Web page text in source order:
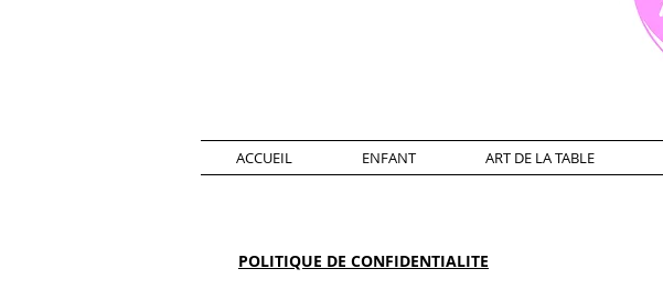
ACCUEIL ENFANT ART DE LA TABLE
POLITIQUE DE CONFIDENTIALITE